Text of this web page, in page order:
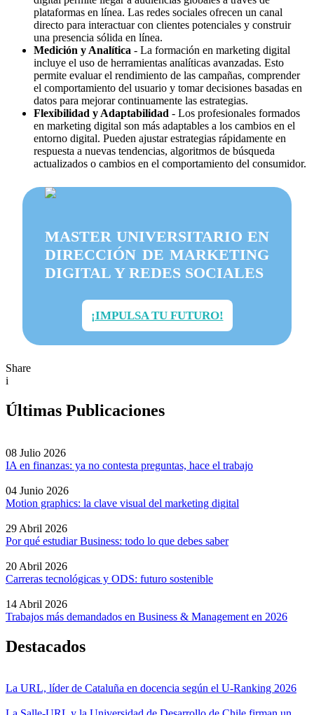
plataformas en línea. Las redes sociales ofrecen un canal
directo para interactuar con clientes potenciales y construir
una presencia sólida en línea.
Medición y Analítica - La formación en marketing digital
incluye el uso de herramientas analíticas avanzadas. Esto
permite evaluar el rendimiento de las campañas, comprender
el comportamiento del usuario y tomar decisiones basadas en
datos para mejorar continuamente las estrategias.
Flexibilidad y Adaptabilidad - Los profesionales formados
en marketing digital son más adaptables a los cambios en el
entorno digital. Pueden ajustar estrategias rápidamente en
respuesta a nuevas tendencias, algoritmos de búsqueda
actualizados o cambios en el comportamiento del consumidor.
MASTER UNIVERSITARIO EN
DIRECCIÓN DE MARKETING
DIGITAL Y REDES SOCIALES
¡IMPULSA TU FUTURO!
Share
i
Últimas Publicaciones
08 Julio 2026
IA en finanzas: ya no contesta preguntas, hace el trabajo
04 Junio 2026
Motion graphics: la clave visual del marketing digital
29 Abril 2026
Por qué estudiar Business: todo lo que debes saber
20 Abril 2026
Carreras tecnológicas y ODS: futuro sostenible
14 Abril 2026
Trabajos más demandados en Business & Management en 2026
Destacados
La URL, líder de Cataluña en docencia según el U-Ranking 2026